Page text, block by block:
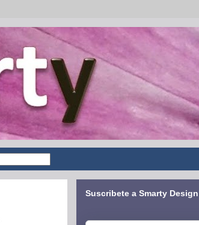
Suscribete a Smarty Design